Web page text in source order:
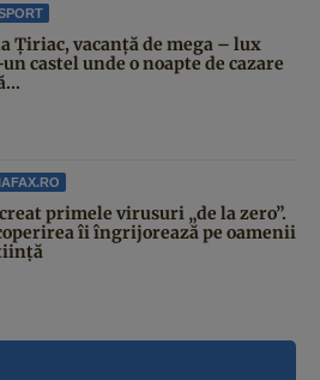
Țiriac, vacanță de mega – lux
castel unde o noapte de cazare
primele virusuri „de la zero”.
îi îngrijorează pe oamenii